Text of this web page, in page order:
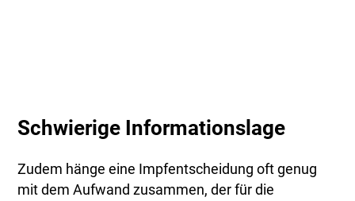
Schwierige Informationslage
Zudem hänge eine Impfentscheidung oft genug
mit dem Aufwand zusammen, der für die